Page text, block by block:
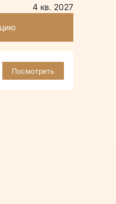
4 кв. 2027
Посмотреть